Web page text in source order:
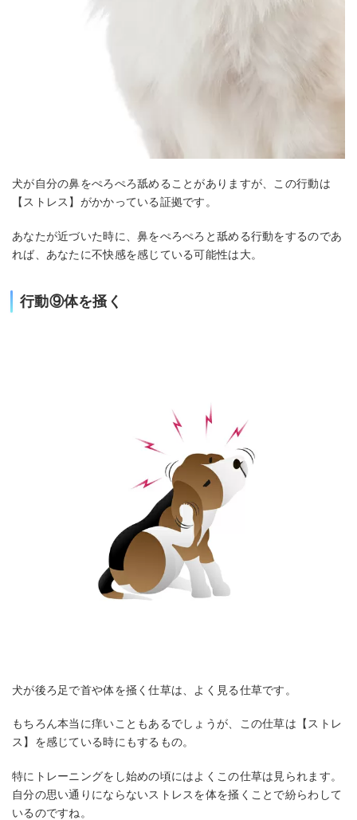
犬が自分の鼻をぺろぺろ舐めることがありますが、この行動は
【ストレス】がかかっている証拠です。
あなたが近づいた時に、鼻をぺろぺろと舐める行動をするのであ
れば、あなたに不快感を感じている可能性は大。
行動⑨体を掻く
犬が後ろ足で首や体を掻く仕草は、よく見る仕草です。
もちろん本当に痒いこともあるでしょうが、この仕草は【ストレ
ス】を感じている時にもするもの。
特にトレーニングをし始めの頃にはよくこの仕草は見られます。
自分の思い通りにならないストレスを体を掻くことで紛らわして
いるのですね。